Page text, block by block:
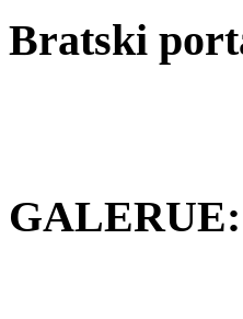
Bratski
GALERUE: